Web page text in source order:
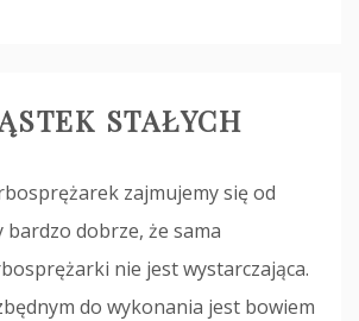
STAŁYCH
zajmujemy się od
bardzo dobrze, że sama
nie jest wystarczająca.
do wykonania jest bowiem